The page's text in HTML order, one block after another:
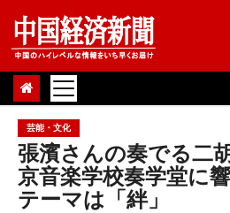
Skip
content
芸能・文化
張濱さんの奏でる二
京音楽学校奏学堂に
テーマは「絆」